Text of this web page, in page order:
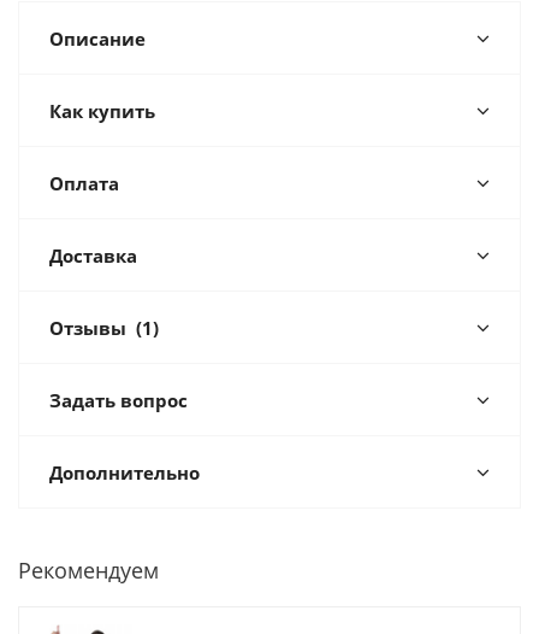
Описание
Как купить
Оплата
Доставка
Отзывы (1)
Задать вопрос
Дополнительно
Рекомендуем